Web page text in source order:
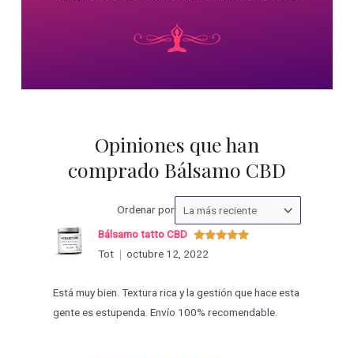
Opiniones que han
comprado Bálsamo CBD
Ordenar porOrdenar
las
Valorado
con
Bálsamo tatto CBD
Tot
octubre 12, 2022
Está muy bien. Textura rica y la gestión que hace esta
gente es estupenda. Envío 100% recomendable.